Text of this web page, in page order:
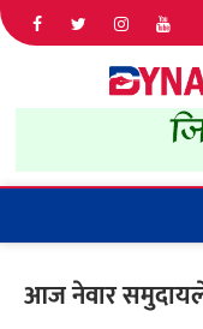
आज नेवार समुदायले